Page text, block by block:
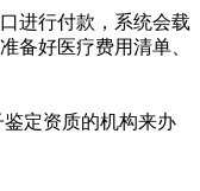
进行付款，系统会载
备好医疗费用清单、
定资质的机构来办